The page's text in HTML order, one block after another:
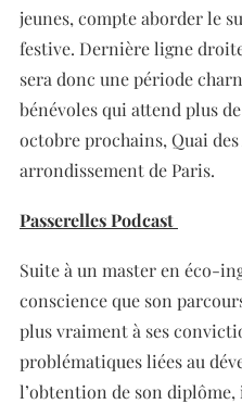
jeunes, compte aborder le
festive. Dernière ligne
sera donc une période
bénévoles qui attend plus
octobre prochains, Quai des
arrondissement de Paris.
Passerelles Podcast
Suite à un master en éco-
conscience que son
plus vraiment à ses
problématiques liées au
l’obtention de son